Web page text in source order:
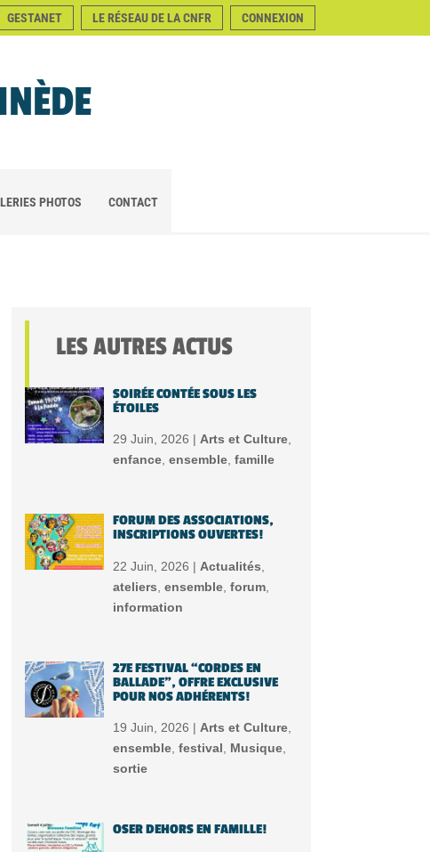
GESTANET LE RÉSEAU DE LA CNFR CONNEXION
PHOTOS CONTACT
LES AUTRES ACTUS
SOIRÉE CONTÉE SOUS LES
ÉTOILES
29 Juin, 2026 | Arts et Culture,
enfance, ensemble, famille
FORUM DES ASSOCIATIONS,
INSCRIPTIONS OUVERTES!
22 Juin, 2026 | Actualités
ateliers ensemble, forum,
information
27E FESTIVAL “CORDES EN
BALLADE”, OFFRE EXCLUSIVE
POUR NOS ADHÉRENTS!
19 Juin, 2026 | Arts et Culture,
ensemble, festival Musique,
sortie
OSER DEHORS EN FAMILLE!